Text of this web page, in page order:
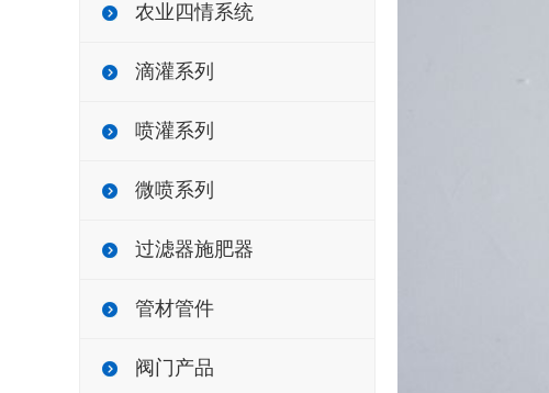
农业四情系统
滴灌系列
喷灌系列
微喷系列
过滤器施肥器
管材管件
阀门产品